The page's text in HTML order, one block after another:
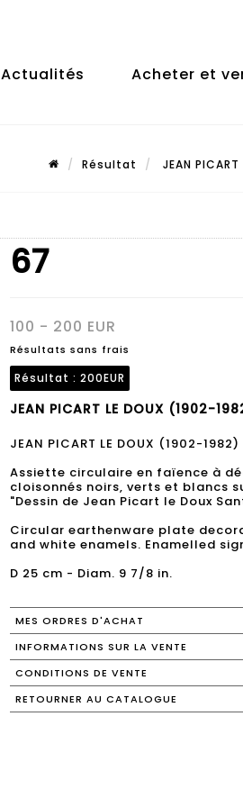
Actualités Acheter et
Résultat JEAN
67
100 - 200 EUR
Résultats sans frais
Résultat : 200EUR
JEAN PICART LE DOUX (1902-
JEAN PICART LE DOUX (1902-1982)
Assiette circulaire en faïence à
cloisonnés noirs, verts et blancs
"Dessin de Jean Picart le Doux
Circular earthenware plate
and white enamels. Enamelled
D 25 cm - Diam. 9 7/8 in.
MES ORDRES D'ACHAT
INFORMATIONS SUR LA VENTE
CONDITIONS DE VENTE
RETOURNER AU CATALOGUE